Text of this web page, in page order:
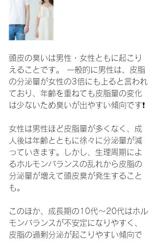
頭皮の臭いは男性・女性ともに起こり
えることです。 一般的に男性は、皮脂
の分泌量が女性の3倍にも上ると言われ
ており、年齢を重ねても皮脂量の変化
は少ないため臭いが出やすい傾向です❗️
女性は男性ほど皮脂量が多くなく、成
人後は年齢とともに徐々に分泌量が減
っていきます。しかし、生理周期によ
るホルモンバランスの乱れから皮脂の
分泌量が増えて頭皮臭が発生すること
も。
このほか、成長期の10代～20代はホル
モンバランスが不安定になりやすく、
皮脂の過剰分泌が起こりやすい傾向で